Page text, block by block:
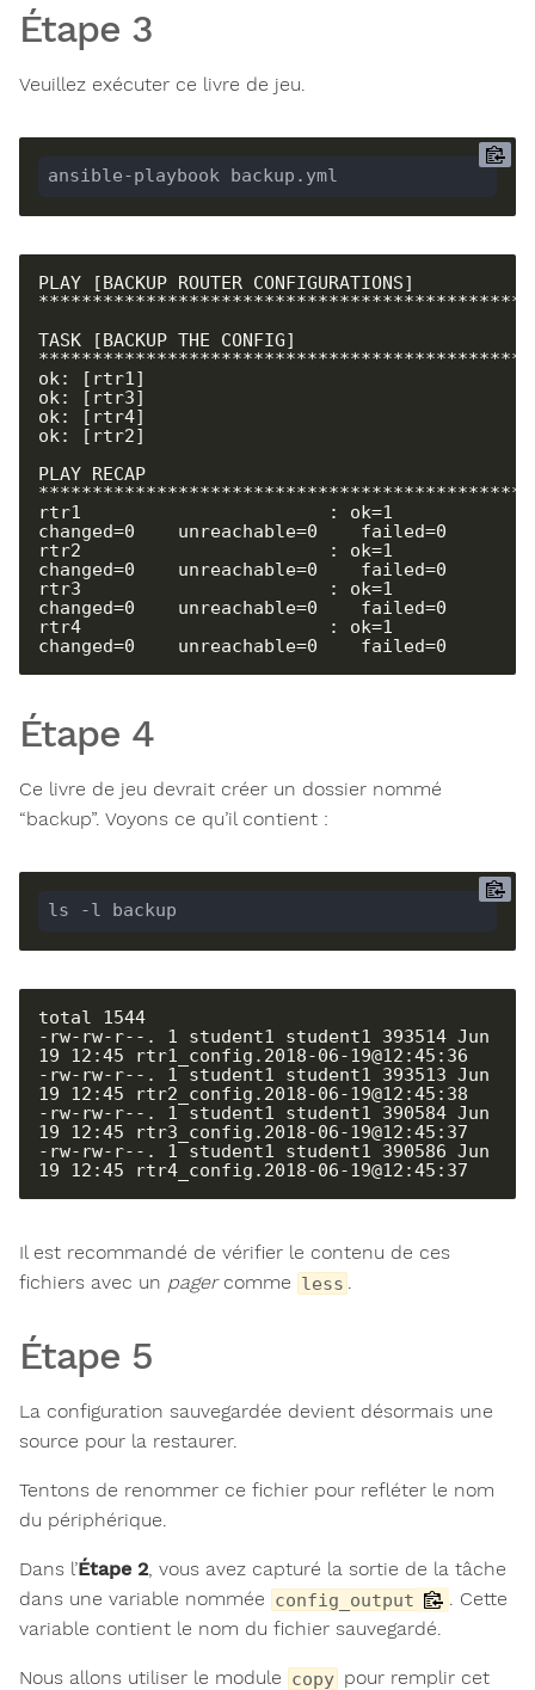
Étape 3
Veuillez exécuter ce livre de jeu.
ansible-playbook backup.yml
PLAY [BACKUP ROUTER CONFIGURATIONS]
TASK [BACKUP THE CONFIG]
ok: [rtr1]
ok: [rtr3]
ok: [rtr4]
ok: [rtr2]
PLAY RECAP
rtr1                       : ok=1
changed=0    unreachable=0    failed=0
rtr2                       : ok=1
changed=0    unreachable=0    failed=0
rtr3                       : ok=1
changed=0    unreachable=0    failed=0
rtr4                       : ok=1
changed=0    unreachable=0    failed=0
Étape 4
Ce livre de jeu devrait créer un dossier nommé
“backup”. Voyons ce qu’il contient :
ls -l backup
total 1544
-rw-rw-r--. 1 student1 student1 393514 Jun
19 12:45 rtr1_config.2018-06-19@12:45:36
-rw-rw-r--. 1 student1 student1 393513 Jun
19 12:45 rtr2_config.2018-06-19@12:45:38
-rw-rw-r--. 1 student1 student1 390584 Jun
19 12:45 rtr3_config.2018-06-19@12:45:37
-rw-rw-r--. 1 student1 student1 390586 Jun
19 12:45 rtr4_config.2018-06-19@12:45:37
Il est recommandé de vérifier le contenu de ces
fichiers avec un pagercomme less
Étape 5
La configuration sauvegardée devient désormais une
source pour la restaurer.
Tentons de renommer ce fichier pour refléter le nom
du périphérique.
Dans l’Étape 2, vous avez capturé la sortie de la tâche
dans une variable nommée config_output
. Cette
variable contient le nom du fichier sauvegardé.
Nous allons utiliser le module copy pour remplir cet